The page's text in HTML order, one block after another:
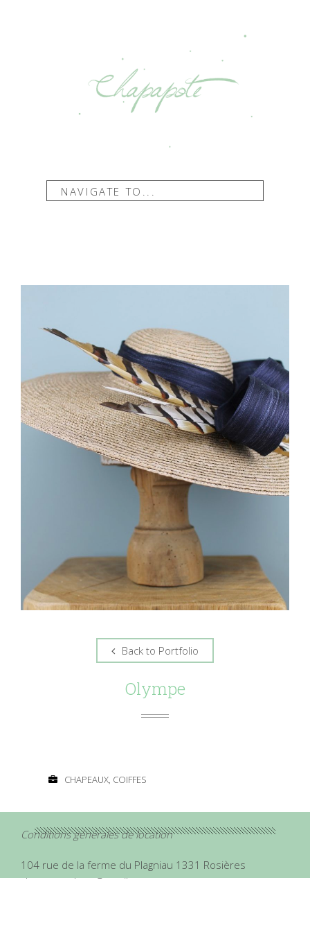
NAVIGATE TO...
Back to Portfolio
Olympe
CHAPEAUX, COIFFES
Conditions générales de location
104 rue de la ferme du Plagniau 1331 Rosières
chapapote.hats@gmail.com